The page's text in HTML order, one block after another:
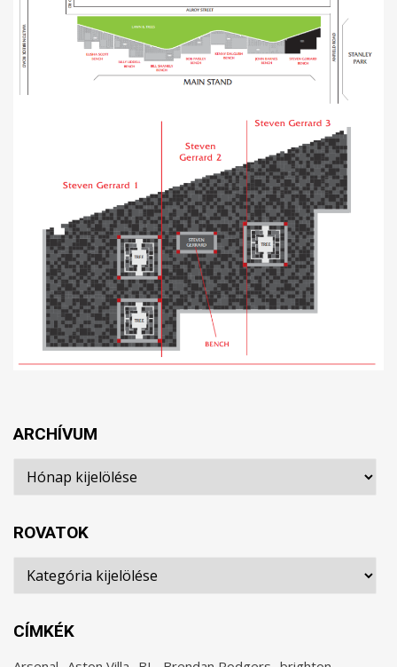
ARCHÍVUM
Archívum
ROVATOK
Rovatok
CÍMKÉK